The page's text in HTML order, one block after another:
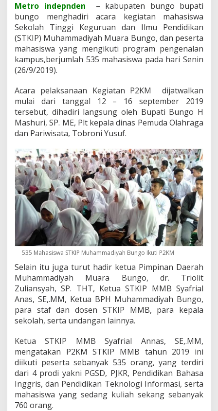
a
d
i
r
i
a
c
k
e
g
i
t
a
n
P
2
K
M
M
h
a
s
s
a
T
P
,
u
h
a
m
m
a
d
Metro indepnden – kabupaten bungo bupati
bungo menghadiri acara kegiatan mahasiswa
Sekolah Tinggi Keguruan dan Ilmu Pendidikan
(STKIP) Muhammadiyah Muara Bungo, dan peserta
mahasiswa yang mengikuti program pengenalan
kampus,berjumlah 535 mahasiswa pada hari Senin
(26/9/2019).
Acara pelaksanaan Kegiatan P2KM dijatwalkan
mulai dari tanggal 12 – 16 september 2019
tersebut, dihadiri langsung oleh Bupati Bungo H
Mashuri, SP. ME, Plt kepala dinas Pemuda Olahraga
dan Pariwisata, Tobroni Yusuf.
535 Mahasiswa STKIP Muhammadiyah Bungo Ikuti P2KM
Selain itu juga turut hadir ketua Pimpinan Daerah
Muhammadiyah Muara Bungo, dr. Triolit
Zuliansyah, SP. THT, Ketua STKIP MMB Syafrial
Anas, SE,.MM, Ketua BPH Muhammadiyah Bungo,
para staf dan dosen STKIP MMB, para kepala
sekolah, serta undangan lainnya.
Ketua STKIP MMB Syafrial Annas, SE,.MM,
mengatakan P2KM STKIP MMB tahun 2019 ini
diikuti peserta sebanyak 535 orang, yang terdiri
dari 4 prodi yakni PGSD, PJKR, Pendidikan Bahasa
Inggris, dan Pendidikan Teknologi Informasi, serta
mahasiswa yang sedang kuliah sekang sebanyak
760 orang.